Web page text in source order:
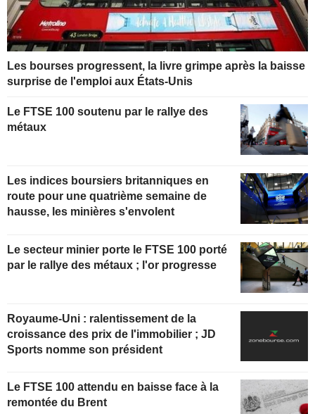
Les bourses progressent, la livre grimpe après la baisse
surprise de l'emploi aux États-Unis
Le FTSE 100 soutenu par le rallye des
métaux
Les indices boursiers britanniques en
route pour une quatrième semaine de
hausse, les minières s'envolent
Le secteur minier porte le FTSE 100 porté
par le rallye des métaux ; l'or progresse
Royaume-Uni : ralentissement de la
croissance des prix de l'immobilier ; JD
Sports nomme son président
Le FTSE 100 attendu en baisse face à la
remontée du Brent